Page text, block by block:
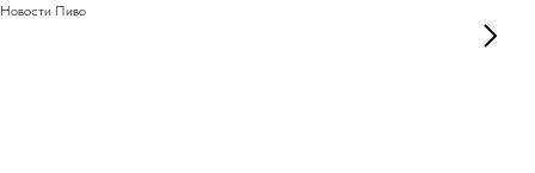
Новости Пиво